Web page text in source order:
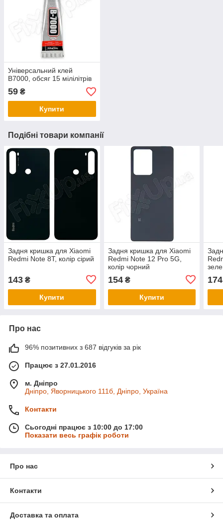
Універсальний клей
B7000, обсяг 15 мілілітрів
59 ₴
Купити
Подібні товари компанії
Задня кришка для Xiaomi
Redmi Note 8T, колір сірий
143 ₴
Купити
Задня кришка для Xiaomi
Redmi Note 12 Pro 5G,
колір чорний
154₴
Купити
174
Про нас
96% позитивних з 687 відгуків за рік
Працює з 27.01.2016
м. Дніпро
Дніпро, Яворницького 111б, Дніпро, Україна
Контакти
Сьогодні працює з 10:00 до 17:00
Показати весь графік роботи
Про нас
Контакти
Доставка та оплата